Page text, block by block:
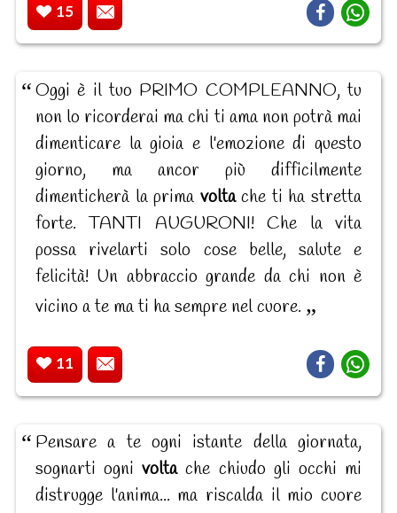
15
Oggi è il tuo PRIMO COMPLEANNO, tu
non lo ricorderai ma chi ti ama non potrà mai
dimenticare la gioia e l'emozione di questo
giorno, ma ancor più difficilmente
dimenticherà la prima voltache ti ha stretta
forte. TANTI AUGURONI! Che la vita
possa rivelarti solo cose belle, salute e
felicità! Un abbraccio grande da chi non è
vicino a te ma ti ha sempre nel cuore.
11
Pensare a te ogni istante della giornata,
sognarti ognivoltache chiudo gli occhi mi
distrugge l'anima... ma riscalda il mio cuore